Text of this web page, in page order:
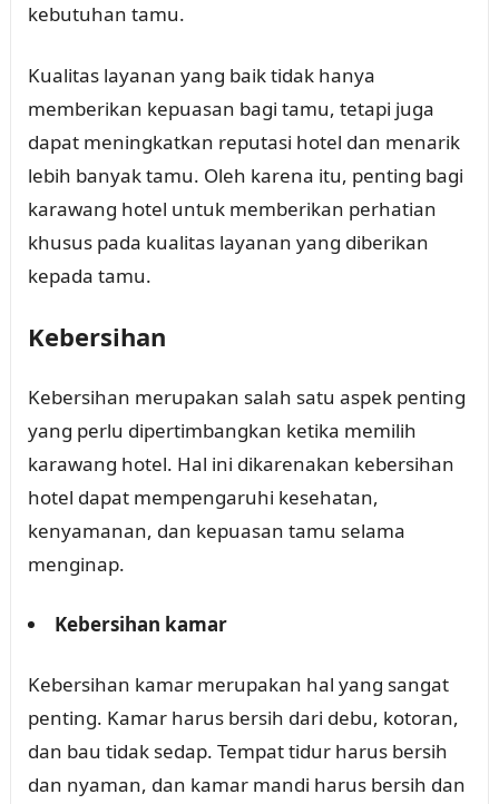
kebutuhan tamu.
Kualitas layanan yang baik tidak hanya
memberikan kepuasan bagi tamu, tetapi juga
dapat meningkatkan reputasi hotel dan menarik
lebih banyak tamu. Oleh karena itu, penting bagi
karawang hotel untuk memberikan perhatian
khusus pada kualitas layanan yang diberikan
kepada tamu.
Kebersihan
Kebersihan merupakan salah satu aspek penting
yang perlu dipertimbangkan ketika memilih
karawang hotel. Hal ini dikarenakan kebersihan
hotel dapat mempengaruhi kesehatan,
kenyamanan, dan kepuasan tamu selama
menginap.
Kebersihan kamar
Kebersihan kamar merupakan hal yang sangat
penting. Kamar harus bersih dari debu, kotoran,
dan bau tidak sedap. Tempat tidur harus bersih
dan nyaman, dan kamar mandi harus bersih dan